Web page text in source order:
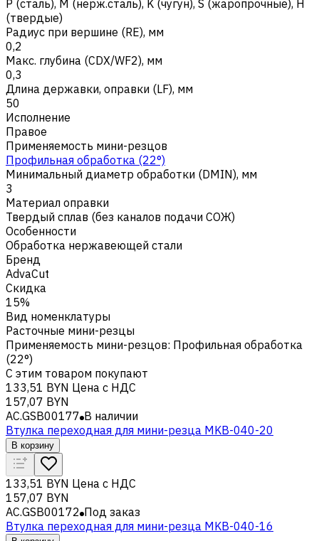
Р (сталь), M (нерж.сталь), K (чугун), S (жаропрочные), H
(твердые)
Радиус при вершине (RE), мм
0,2
Макс. глубина (CDX/WF2), мм
0,3
Длина державки, оправки (LF), мм
50
Исполнение
Правое
Применяемость мини-резцов
Профильная обработка (22°)
Минимальный диаметр обработки (DMIN), мм
3
Материал оправки
Твердый сплав (без каналов подачи СОЖ)
Особенности
Обработка нержавеющей стали
Бренд
AdvaCut
Скидка
15%
Вид номенклатуры
Расточные мини-резцы
Применяемость мини-резцов: Профильная обработка
(22°)
С этим товаром покупают
133,51 BYN Цена с НДС
157,07 BYN
AC.GSB00177 В наличии
Втулка переходная для мини-резца MKB-040-20
В корзину
133,51 BYN Цена с НДС
157,07 BYN
AC.GSB00172 Под заказ
Втулка переходная для мини-резца MKB-040-16